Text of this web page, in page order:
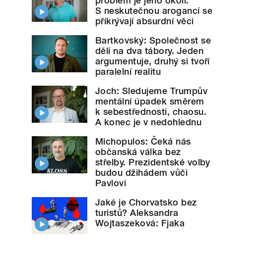
S neskutečnou arogancí se
přikrývají absurdní věci
Bartkovský: Společnost se
dělí na dva tábory. Jeden
argumentuje, druhý si tvoří
paralelní realitu
Joch: Sledujeme Trumpův
mentální úpadek směrem
k sebestřednosti, chaosu.
A konec je v nedohlednu
Michopulos: Čeká nás
občanská válka bez
střelby. Prezidentské volby
budou džihádem vůči
Pavlovi
Jaké je Chorvatsko bez
turistů? Aleksandra
Wojtaszeková: Fjaka